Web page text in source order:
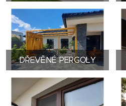
DŘEVĚNÉ PERGOLY